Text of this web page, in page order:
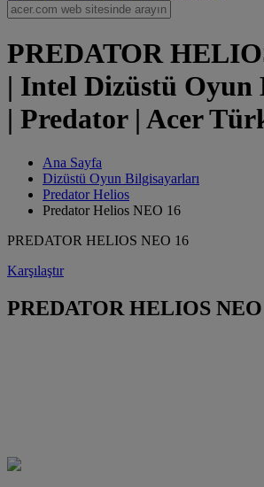
PREDATOR
| Intel Dizüstü Oyun
| Predator | Acer
Ana Sayfa
Dizüstü Oyun Bilgisayarları
Predator Helios
Predator Helios NEO 16
PREDATOR HELIOS NEO 16
Karşılaştır
PREDATOR HELIOS NEO